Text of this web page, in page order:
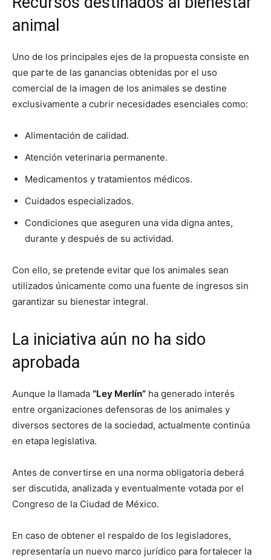
animal
Uno de los principales ejes de la propuesta consiste en
que parte de las ganancias obtenidas por el uso
comercial de la imagen de los animales se destine
exclusivamente a cubrir necesidades esenciales como:
Alimentación de calidad.
Atención veterinaria permanente.
Medicamentos y tratamientos médicos.
Cuidados especializados.
Condiciones que aseguren una vida digna antes,
durante y después de su actividad.
Con ello, se pretende evitar que los animales sean
utilizados únicamente como una fuente de ingresos sin
garantizar su bienestar integral.
La iniciativa aún no ha sido
aprobada
Aunque la llamada “Ley Merlín” ha generado interés
entre organizaciones defensoras de los animales y
diversos sectores de la sociedad, actualmente continúa
en etapa legislativa.
Antes de convertirse en una norma obligatoria deberá
ser discutida, analizada y eventualmente votada por el
Congreso de la Ciudad de México.
En caso de obtener el respaldo de los legisladores,
representaría un nuevo marco jurídico para fortalecer la